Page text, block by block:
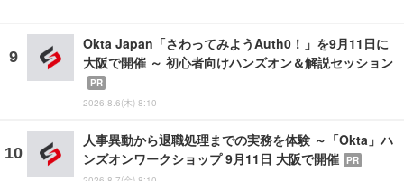
Okta Japan「さわってみようAuth0！」を9月11日に
大阪で開催 ～ 初心者向けハンズオン＆解説セッション
PR
2026.8.6(木) 8:10
人事異動から退職処理までの実務を体験 ～「Okta」ハ
ンズオンワークショップ 9月11日 大阪で開催 PR